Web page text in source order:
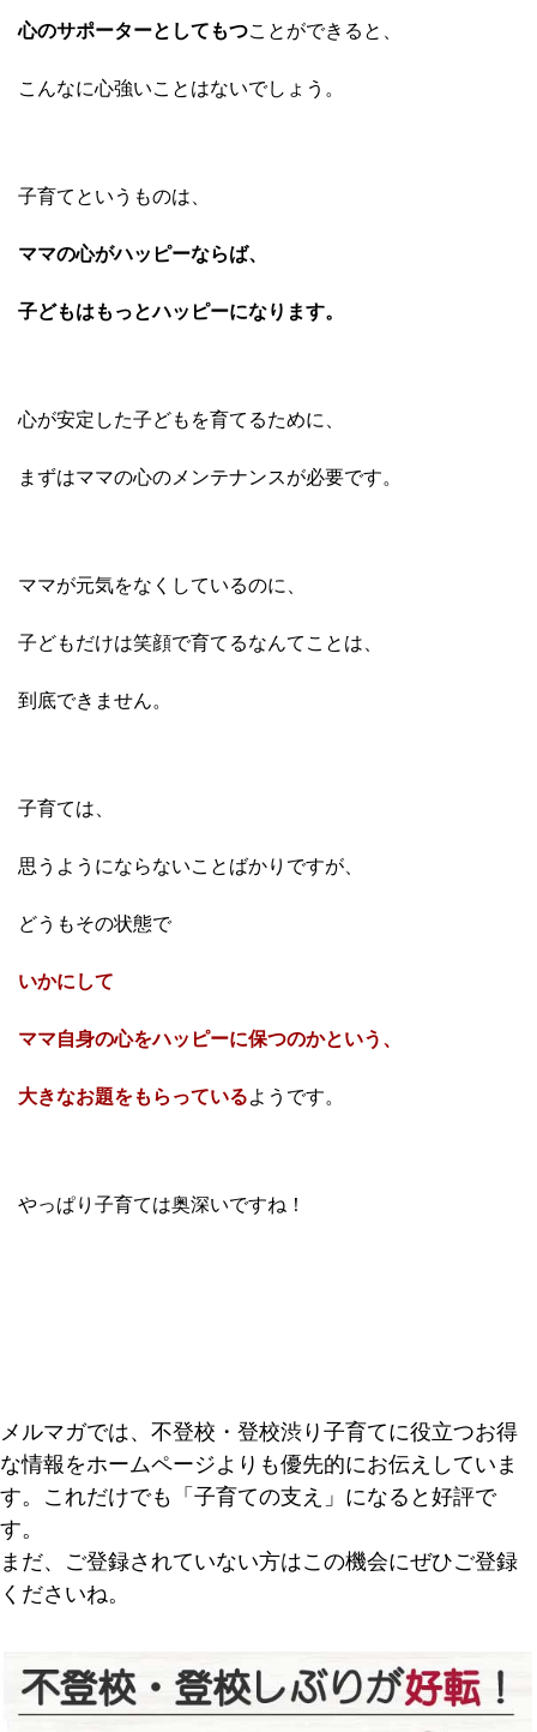
心のサポーターとしてもつことができると、
こんなに心強いことはないでしょう。
子育てというものは、
ママの心がハッピーならば、
子どもはもっとハッピーになります。
心が安定した子どもを育てるために、
まずはママの心のメンテナンスが必要です。
ママが元気をなくしているのに、
子どもだけは笑顔で育てるなんてことは、
到底できません。
子育ては、
思うようにならないことばかりですが、
どうもその状態で
いかにして
ママ自身の心をハッピーに保つのかという、
大きなお題をもらっているようです。
やっぱり子育ては奥深いですね！
メルマガでは、不登校・登校渋り子育てに役立つお得
な情報をホームページよりも優先的にお伝えしていま
す。これだけでも「子育ての支え」になると好評で
す。
まだ、ご登録されていない方はこの機会にぜひご登録
くださいね。